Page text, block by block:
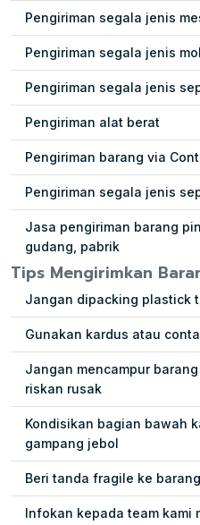
Pengiriman segala jenis
Pengiriman segala jenis
Pengiriman segala jenis
Pengiriman alat berat
Pengiriman barang via
Pengiriman segala jenis
Jasa pengiriman barang
gudang, pabrik
Tips Mengirimkan
Jangan dipacking plastick
Gunakan kardus atau
Jangan mencampur
riskan rusak
Kondisikan bagian bawah
gampang jebol
Beri tanda fragile ke
Infokan kepada team kami